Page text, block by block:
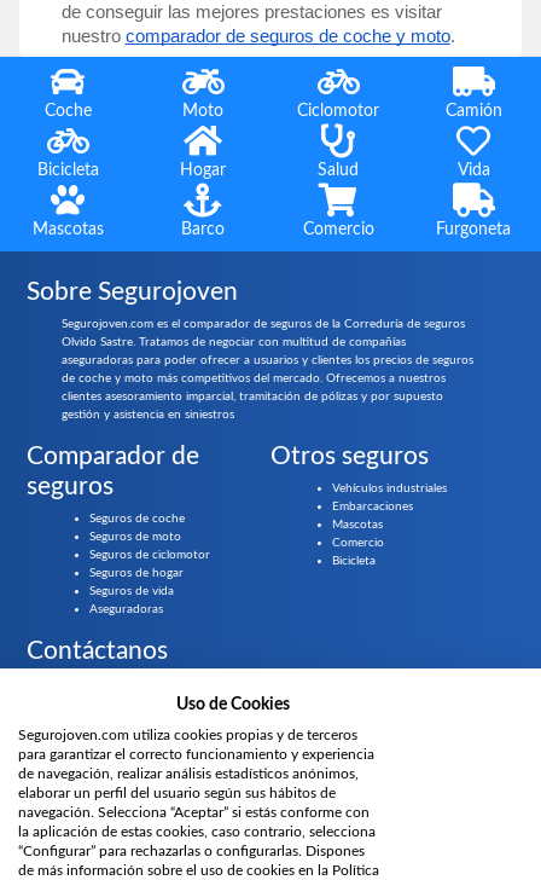
de conseguir las mejores prestaciones es visitar
nuestro comparador de seguros de coche y moto.
Coche Moto Ciclomotor Camión
Bicicleta Hogar Salud Vida
Mascotas Barco Comercio Furgoneta
Sobre Segurojoven
Segurojoven.com es el comparador de seguros de la Correduría de seguros
Olvido Sastre. Tratamos de negociar con multitud de compañías
aseguradoras para poder ofrecer a usuarios y clientes los precios de seguros
de coche y moto más competitivos del mercado. Ofrecemos a nuestros
clientes asesoramiento imparcial, tramitación de pólizas y por supuesto
gestión y asistencia en siniestros
Comparador de
seguros
Seguros de coche
Seguros de moto
Seguros de ciclomotor
Seguros de hogar
Seguros de vida
Aseguradoras
Otros seguros
Vehículos industriales
Embarcaciones
Mascotas
Comercio
Bicicleta
Contáctanos
¿Prefieres que te llamemos?
Parte del grupo
Únete
Uso de Cookies
Segurojoven.com utiliza cookies propias y de terceros
para garantizar el correcto funcionamiento y experiencia
de navegación, realizar análisis estadísticos anónimos,
elaborar un perfil del usuario según sus hábitos de
navegación. Selecciona “Aceptar” si estás conforme con
la aplicación de estas cookies, caso contrario, selecciona
“Configurar” para rechazarlas o configurarlas. Dispones
de más información sobre el uso de cookies en la Política